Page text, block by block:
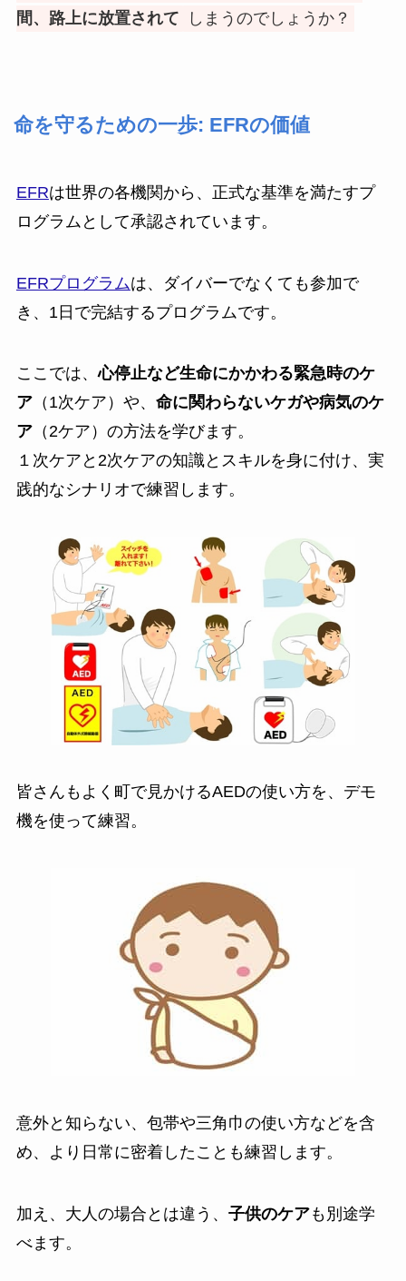
間、路上に放置されて
しまうのでしょうか？
命を守るための一歩: EFRの価値
EFRは世界の各機関から、正式な基準を満たすプ
ログラムとして承認されています。
EFRプログラムは、ダイバーでなくても参加で
き、1日で完結するプログラムです。
ここでは、心停止など生命にかかわる緊急時のケ
ア（1次ケア）や、 命に関わらないケガや病気のケ
ア（2ケア）の方法を学びます。
１次ケアと2次ケアの知識とスキルを身に付け、実
践的なシナリオで練習します。
皆さんもよく町で見かけるAEDの使い方を、デモ
機を使って練習。
意外と知らない、包帯や三角巾の使い方などを含
め、より日常に密着したことも練習します。
加え、大人の場合とは違う、 子供のケアも別途学
べます。